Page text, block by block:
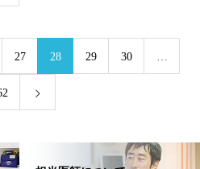
27 28 29 30 …